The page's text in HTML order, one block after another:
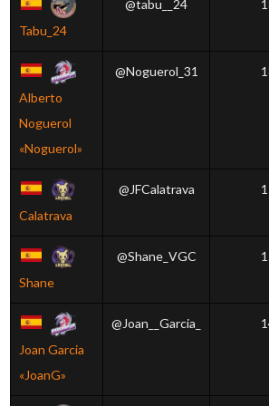
Tabu_24
@tabu__24
Alberto
Noguerol
«Noguerol»
@Noguerol_31
Calatrava
@JFCalatrava
Shane
@Shane_VGC
Joan Garcia
«JoanG»
@Joan__Garcia_